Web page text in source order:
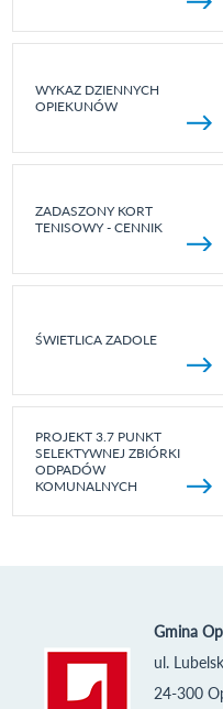
WYKAZ DZIENNYCH
OPIEKUNÓW
ZADASZONY KORT
TENISOWY - CENNIK
ŚWIETLICA ZADOLE
PROJEKT 3.7 PUNKT
SELEKTYWNEJ ZBIÓRKI
ODPADÓW
KOMUNALNYCH
Gmina
ul.
24-300